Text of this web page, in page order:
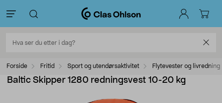
Forside Fritid Sport og utendørsaktivitet Flytevester og livredning
Baltic Skipper 1280 redningsvest 10-20 kg